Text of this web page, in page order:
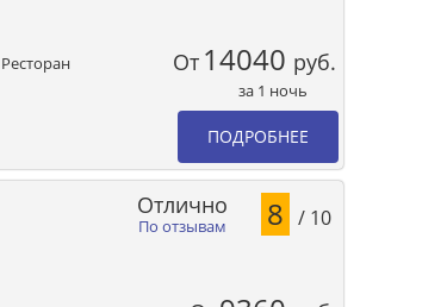
Ресторан
От 14040 руб.
за 1 ночь
ПОДРОБНЕЕ
По отзывам
Отлично 8 / 10